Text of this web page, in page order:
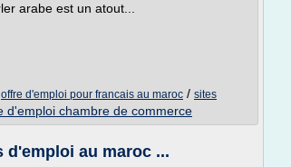
arabe est un atout...
offre d'emploi pour francais au maroc / sites
d'emploi chambre de commerce
d'emploi au maroc ...